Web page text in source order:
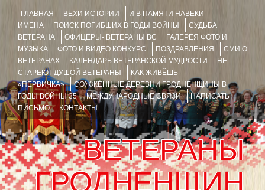
ГЛАВНАЯ ВЕХИ ИСТОРИИ
И В ПАМЯТИ НАВЕКИ
ИМЕНА
ПОИСК ПОГИБШИХ В ГОДЫ ВОЙНЫ
СУДЬБА
ВЕТЕРАНА
ОФИЦЕРЫ- ВЕТЕРАНЫ ВС
ГАЛЕРЕЯ ФОТО И
МУЗЫКА
ФОТО И ВИДЕО КОНКУРС ПОЗДРАВЛЕНИЯ
СМИ О
ВЕТЕРАНАХ
КАЛЕНДАРЬ ВЕТЕРАНСКОЙ МУДРОСТИ
НЕ
СТАРЕЮТ ДУШОЙ ВЕТЕРАНЫ
КАК ЖИВЁШЬ
«ПЕРВИЧКА»
СОЖЖЁННЫЕ ДЕРЕВНИ ГРОДНЕНЩИНЫ В
ГОДЫ ВОЙНЫ 35
МЕЖДУНАРОДНЫЕ СВЯЗИ
НАПИСАТЬ
ПИСЬМО
КОНТАКТЫ
ВЕТЕРАНЫ
ГРОДНЕНЩИН